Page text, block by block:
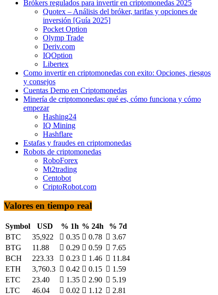
Brókers regulados para invertir en criptomonedas 2025
Quotex – Análisis del bróker, tarifas y opciones de
inversión [Guía 2025]
Pocket Option
Olymp Trade
Deriv.com
IQOption
Libertex
Como invertir en criptomonedas con exito: Opciones, riesgos
y consejos
Cuentas Demo en Criptomonedas
Minería de criptomonedas: qué es, cómo funciona y cómo
empezar
Hashing24
IQ Mining
Hashflare
Estafas y fraudes en criptomonedas
Robots de criptomonedas
RoboForex
Mt2trading
Centobot
CriptoRobot.com
Valores en tiempo real
Symbol USD % 1h % 24h
% 7d
BTC
35,922 0.35 0.78
3.67
BTG
11.88 0.29 0.59
7.65
BCH
223.33 0.23 1.46
11.84
ETH
3,760.3 0.42 0.15
1.59
ETC
23.40 1.35 2.90
5.19
LTC
46.04 0.02 1.12
2.81